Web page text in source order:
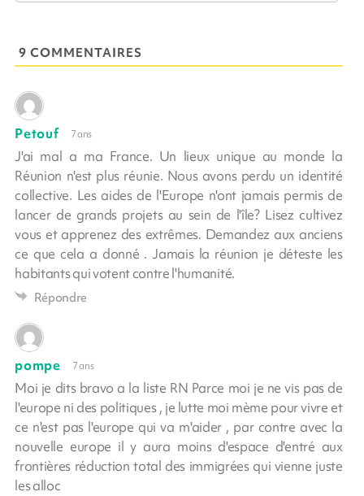
9 COMMENTAIRES
Petouf 7 ans
J'ai mal a ma France. Un lieux unique au monde la
Réunion n'est plus réunie. Nous avons perdu un identité
collective. Les aides de l'Europe n'ont jamais permis de
lancer de grands projets au sein de l'île? Lisez cultivez
vous et apprenez des extrêmes. Demandez aux anciens
ce que cela a donné . Jamais la réunion je déteste les
habitants qui votent contre l'humanité.
Répondre
pompe 7 ans
Moi je dits bravo a la liste RN Parce moi je ne vis pas de
l'europe ni des politiques , je lutte moi mème pour vivre et
ce n'est pas l'europe qui va m'aider , par contre avec la
nouvelle europe il y aura moins d'espace d'entré aux
frontières réduction total des immigrées qui vienne juste
les alloc